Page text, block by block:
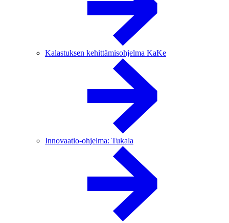
Kalastuksen kehittämisohjelma KaKe
Innovaatio-ohjelma: Tukala